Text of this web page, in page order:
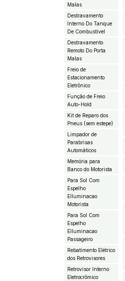
Malas
Destravamento
Interno Do Tanque
De Combustivel
Destravamento
Remoto Do Porta
Malas
Freio de
Estacionamento
Eletrônico
Função de Freio
Auto-Hold
Kit de Reparo dos
Pneus (sem estepe)
Limpador de
Parabrisas
Automáticos
Memória para
Banco do Motorista
Para Sol Com
Espelho
EIluminacao
Motorista
Para Sol Com
Espelho
EIluminacao
Passageiro
Rebatimento Elétrico
dos Retrovisores
Retrovisor Interno
Eletrocrômico